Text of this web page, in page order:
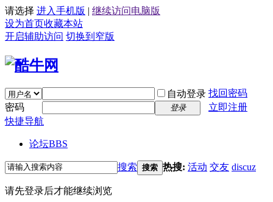
请选择 进入手机版 | 继续访问电脑版
设为首页收藏本站
开启辅助访问 切换到窄版
自动登录 找回密码
密码
登录
立即注册
快捷导航
论坛BBS
搜索 搜索 热搜: 活动 交友 discuz
请先登录后才能继续浏览